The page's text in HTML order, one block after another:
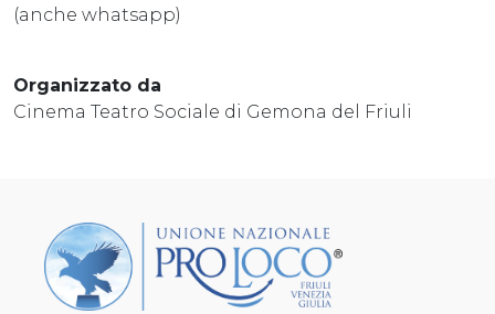
(anche whatsapp)
Organizzato da
Cinema Teatro Sociale di Gemona del Friuli